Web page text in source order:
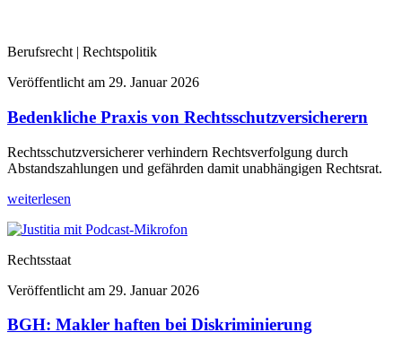
Berufsrecht | Rechtspolitik
Veröffentlicht am 29. Januar 2026
Bedenkliche Praxis von Rechtsschutzversicherern
Rechtsschutzversicherer verhindern Rechtsverfolgung durch
Abstandszahlungen und gefährden damit unabhängigen Rechtsrat.
weiterlesen
Rechtsstaat
Veröffentlicht am 29. Januar 2026
BGH: Makler haften bei Diskriminierung